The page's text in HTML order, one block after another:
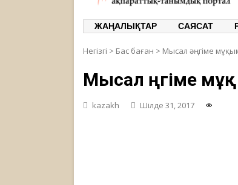
ЖАҢАЛЫҚТАР САЯСАТ
Негізгі > Бас баған > Мысал әңгіме
Мысал әңгіме
kazakh Шілде 31, 2017